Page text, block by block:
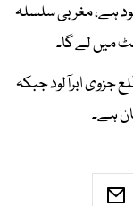
ہے، مغربی سلسلہ
میں لے گا۔
جزوی ابرآلود جبکہ
ہے۔